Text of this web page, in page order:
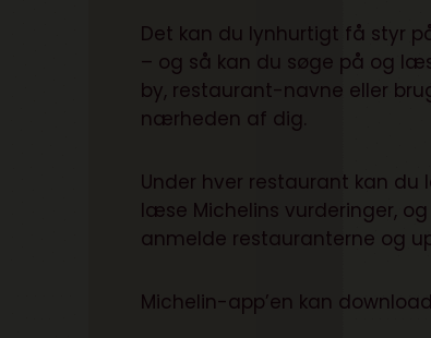
Det kan du lynhurtigt få styr
– og så kan du søge på og
by, restaurant-navne eller
nærheden af dig.
Under hver restaurant kan
læse Michelins vurderinger,
anmelde restauranterne og
Michelin-app’en kan